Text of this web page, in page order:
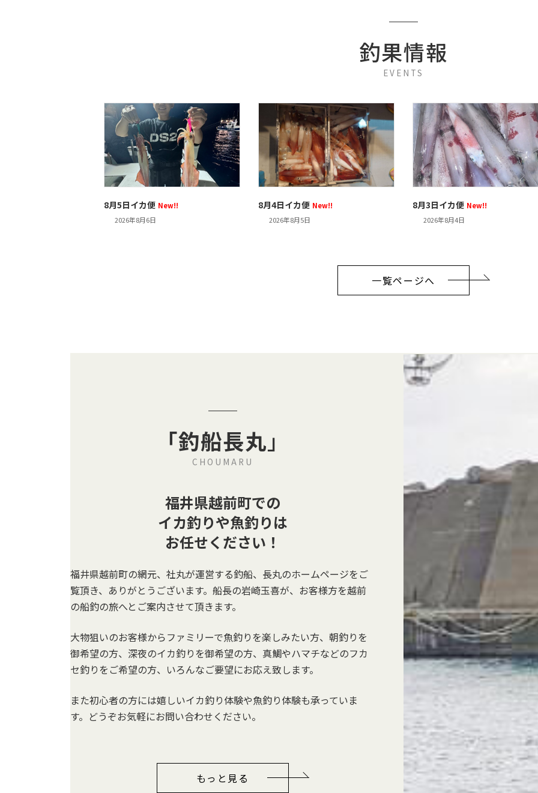
釣果情報
EVENTS
8月5日イカ便 New!!
2026年8月6日
8月4日イカ便 New!!
2026年8月5日
8月3日イカ便 New!!
2026年8月4日
一覧ページへ
「釣船長丸 」
CHOUMARU
福井県越前町での
イカ釣りや魚釣りは
お任せください！
福井県越前町の網元、社丸が運営する釣船、長丸のホームページをご
覧頂き、ありがとうございます。船長の岩崎玉喜が、お客様方を越前
の船釣の旅へとご案内させて頂きます。
大物狙いのお客様からファミリーで魚釣りを楽しみたい方、朝釣りを
御希望の方、深夜のイカ釣りを御希望の方、真鯛やハマチなどのフカ
セ釣りをご希望の方、いろんなご要望にお応え致します。
また初心者の方には嬉しいイカ釣り体験や魚釣り体験も承っていま
す。どうぞお気軽にお問い合わせください。
もっと見る